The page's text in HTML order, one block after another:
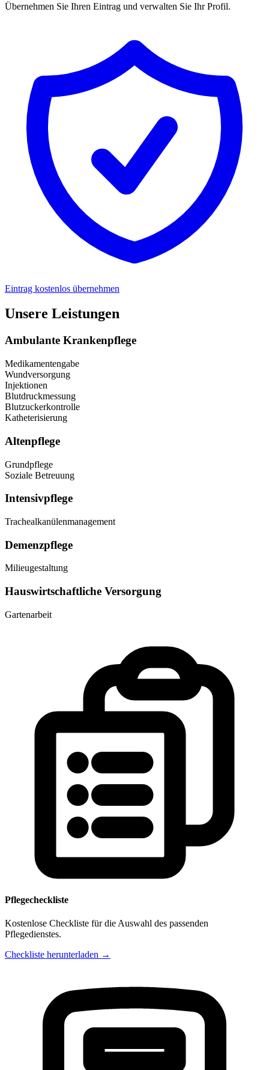
Übernehmen Sie Ihren Eintrag und verwalten Sie Ihr Profil.
Eintrag kostenlos übernehmen
Unsere Leistungen
Ambulante Krankenpflege
Medikamentengabe
Wundversorgung
Injektionen
Blutdruckmessung
Blutzuckerkontrolle
Katheterisierung
Altenpflege
Grundpflege
Soziale Betreuung
Intensivpflege
Trachealkanülenmanagement
Demenzpflege
Milieugestaltung
Hauswirtschaftliche Versorgung
Gartenarbeit
Pflegecheckliste
Kostenlose Checkliste für die Auswahl des passenden
Pflegedienstes.
Checkliste herunterladen →